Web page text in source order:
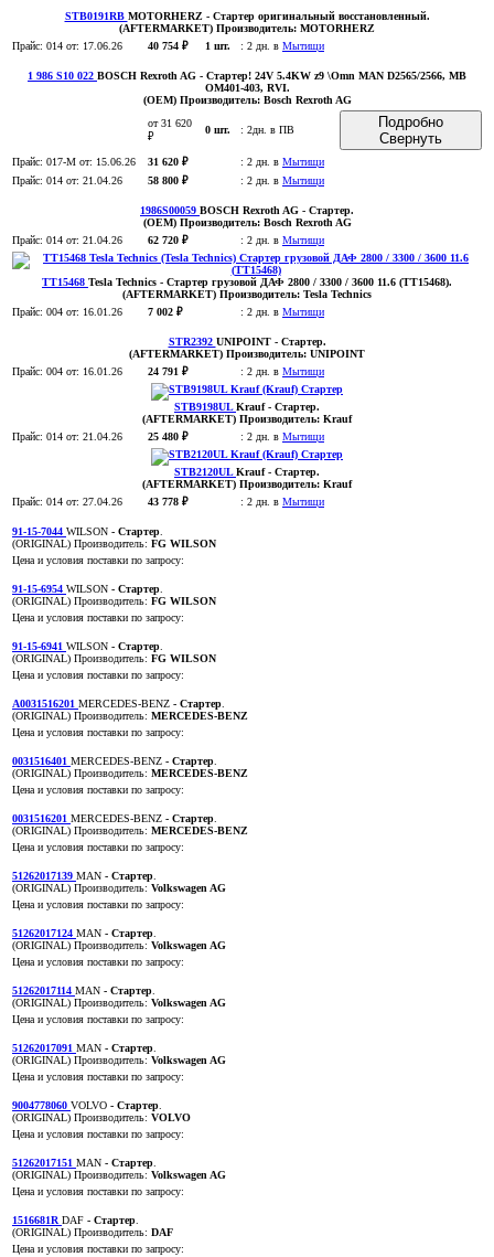
STB0191RB MOTORHERZ - Стартер оригинальный восстановленный.
(AFTERMARKET) Производитель: MOTORHERZ
Прайс: 014 от: 17.06.26 40 754 ₽ 1 шт. : 2 дн. в Мытищи
1 986 S10 022 BOSCH Rexroth AG - Стартер! 24V 5.4KW z9 \Omn MAN D2565/2566, MB
OM401-403, RVI.
(OEM)Производитель: Bosch Rexroth AG
от 31 620
₽
0 шт. : 2дн. в ПВ
Подробно
Свернуть
Прайс: 017-M от: 15.06.26 31 620 ₽ : 2 дн. в Мытищи
Прайс: 014 от: 21.04.26 58 800 ₽ : 2 дн. в Мытищи
1986S00059 BOSCH Rexroth AG - Стартер.
(OEM)Производитель: Bosch Rexroth AG
Прайс: 014 от: 21.04.26 62 720 ₽ : 2 дн. в Мытищи
TT15468 Tesla Technics - Стартер грузовой ДАФ 2800 / 3300 / 3600 11.6 (TT15468).
(AFTERMARKET) Производитель: Tesla Technics
Прайс: 004 от: 16.01.26 7 002 ₽ : 2 дн. в Мытищи
STR2392 UNIPOINT - Стартер.
(AFTERMARKET) Производитель: UNIPOINT
Прайс: 004 от: 16.01.26 24 791 ₽ : 2 дн. в Мытищи
STB9198ULKrauf- Стартер.
(AFTERMARKET) Производитель: Krauf
Прайс: 014 от: 21.04.26 25 480 ₽ : 2 дн. в Мытищи
STB2120ULKrauf- Стартер.
(AFTERMARKET) Производитель: Krauf
Прайс: 014 от: 27.04.26 43 778 ₽ : 2 дн. в Мытищи
91-15-7044 WILSON - Стартер.
(ORIGINAL) Производитель: FG WILSON
Цена и условия поставки по запросу:
91-15-6954 WILSON - Стартер.
(ORIGINAL) Производитель: FG WILSON
Цена и условия поставки по запросу:
91-15-6941 WILSON - Стартер.
(ORIGINAL) Производитель: FG WILSON
Цена и условия поставки по запросу:
A0031516201 MERCEDES-BENZ - Стартер.
(ORIGINAL) Производитель: MERCEDES-BENZ
Цена и условия поставки по запросу:
0031516401 MERCEDES-BENZ - Стартер.
(ORIGINAL) Производитель: MERCEDES-BENZ
Цена и условия поставки по запросу:
0031516201 MERCEDES-BENZ - Стартер.
(ORIGINAL) Производитель: MERCEDES-BENZ
Цена и условия поставки по запросу:
51262017139 MAN - Стартер.
(ORIGINAL) Производитель: Volkswagen AG
Цена и условия поставки по запросу:
51262017124 MAN - Стартер.
(ORIGINAL) Производитель: Volkswagen AG
Цена и условия поставки по запросу:
51262017114 MAN - Стартер.
(ORIGINAL) Производитель: Volkswagen AG
Цена и условия поставки по запросу:
51262017091 MAN - Стартер.
(ORIGINAL) Производитель: Volkswagen AG
Цена и условия поставки по запросу:
9004778060 VOLVO - Стартер.
(ORIGINAL) Производитель: VOLVO
Цена и условия поставки по запросу:
51262017151 MAN - Стартер.
(ORIGINAL) Производитель: Volkswagen AG
Цена и условия поставки по запросу:
1516681RDAF - Стартер.
(ORIGINAL) Производитель: DAF
Цена и условия поставки по запросу: